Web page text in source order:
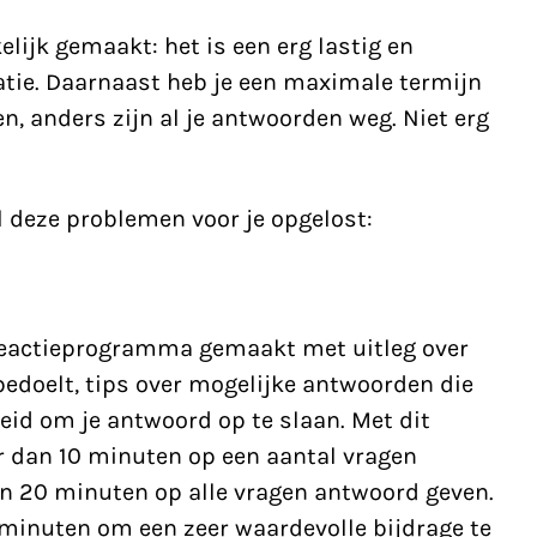
gemaakt: het is een erg lastig en
Daarnaast heb je een maximale termijn
anders zijn al je antwoorden weg. Niet erg
deze problemen voor je opgelost:
gemaakt met uitleg over
tips over mogelijke antwoorden die
om je antwoord op te slaan. Met dit
10 minuten op een aantal vragen
20 minuten op alle vragen antwoord geven.
om een zeer waardevolle bijdrage te